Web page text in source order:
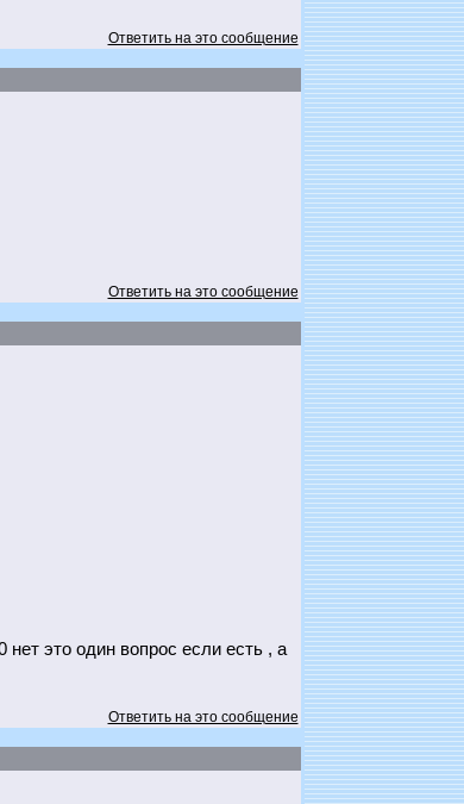
Ответить на это сообщение
Ответить на это сообщение
это один вопрос если есть , а
Ответить на это сообщение